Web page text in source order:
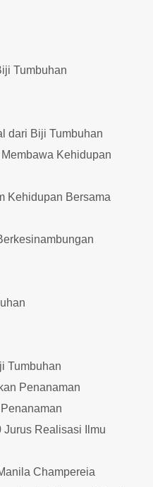
Tumbuhan
dari Biji Tumbuhan
Kehidupan
Kehidupan Bersama
Tumbuhan
Penanaman
Jurus Realisasi Ilmu
Champereia